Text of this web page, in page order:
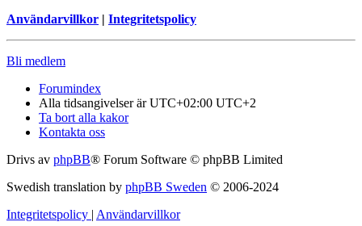
Användarvillkor | Integritetspolicy
Bli medlem
Forumindex
Alla tidsangivelser är UTC+02:00 UTC+2
Ta bort alla kakor
Kontakta oss
Drivs av phpBB® Forum Software © phpBB Limited
Swedish translation by phpBB Sweden © 2006-2024
Integritetspolicy | Användarvillkor